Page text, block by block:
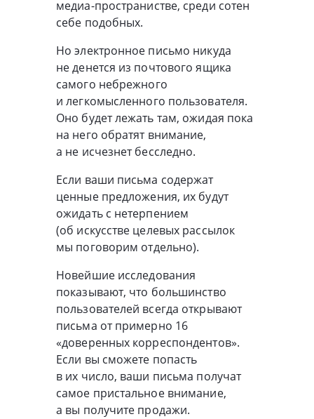
медиа-пространистве, среди сотен
себе подобных.
Но электронное письмо никуда
не денется из почтового ящика
самого небрежного
и легкомысленного пользователя.
Оно будет лежать там, ожидая пока
на него обратят внимание,
а не исчезнет бесследно.
Если ваши письма содержат
ценные предложения, их будут
ожидать с нетерпением
(об искусстве целевых рассылок
мы поговорим отдельно).
Новейшие исследования
показывают, что большинство
пользователей всегда открывают
письма от примерно 16
«доверенных корреспондентов».
Если вы сможете попасть
в их число, ваши письма получат
самое пристальное внимание,
а вы получите продажи.